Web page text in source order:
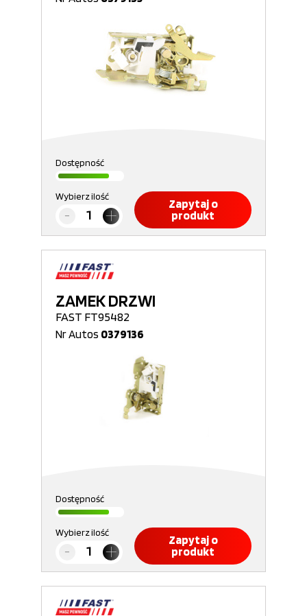
Dostępność
Wybierz ilość
Zapytaj o
produkt
ZAMEK DRZWI
FAST FT95482
Nr Autos 0379136
Dostępność
Wybierz ilość
Zapytaj o
produkt